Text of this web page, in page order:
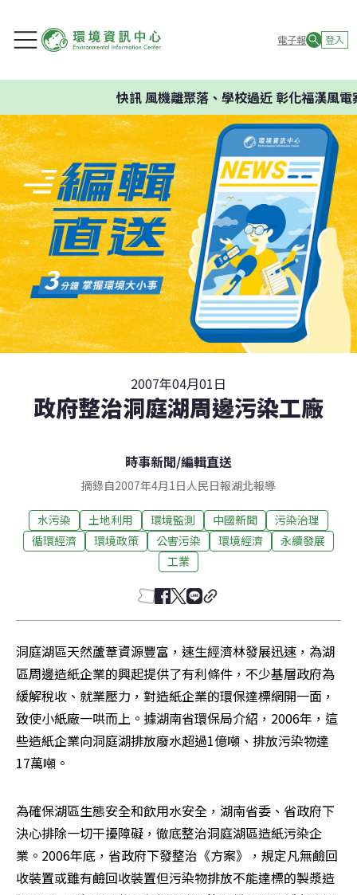
電子報 登入
快訊風機離聚落、學校過近 彰化福漢風電
2007年04月01日
政府整治洞庭湖周邊污染工廠
時事新聞/編輯直送
摘錄自2007年4月1日人民日報湖北報導
水污染 土地利用 環境監測 中國新聞
污染治理
循環經濟
環境政策 公害污染 環境經濟
永續發展
工業
洞庭湖區天然蘆葦資源豐富，速生經濟林發展迅速，為湖
區周邊造紙企業的興起提供了有利條件，不少基層政府為
緩解稅收、就業壓力，對造紙企業的環保達標網開一面，
致使小紙廠一哄而上。據湖南省環保局介紹，2006年，這
些造紙企業向洞庭湖排放廢水超過1億噸、排放污染物達
17萬噸。
為確保湖區生態安全和飲用水安全，湖南省委、省政府下
決心排除一切干擾障礙，徹底整治洞庭湖區造紙污染企
業。2006年底，省政府下發整治《方案》，規定凡無鹼回
收裝置或雖有鹼回收裝置但污染物排放不能達標的製漿造